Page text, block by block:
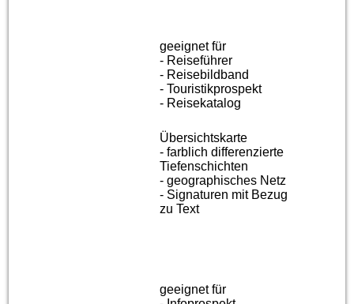
geeignet für
- Reiseführer
- Reisebildband
- Touristikprospekt
- Reisekatalog
Übersichtskarte
- farblich differenzierte
Tiefenschichten
- geographisches Netz
- Signaturen mit Bezug
zu Text
geeignet für